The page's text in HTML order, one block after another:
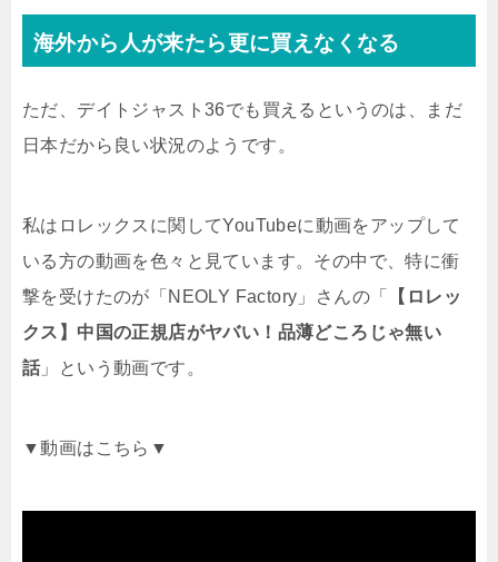
海外から人が来たら更に買えなくなる
ただ、デイトジャスト36でも買えるというのは、まだ
日本だから良い状況のようです。
私はロレックスに関してYouTubeに動画をアップして
いる方の動画を色々と見ています。その中で、特に衝
撃を受けたのが「NEOLY Factory」さんの「
【ロレッ
クス】中国の正規店がヤバい！品薄どころじゃ無い
話」という動画です。
▼動画はこちら▼